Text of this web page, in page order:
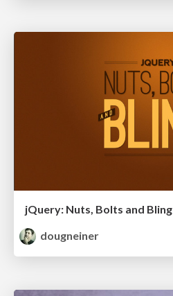
jQuery: Nuts, Bolts and Bling
dougneiner